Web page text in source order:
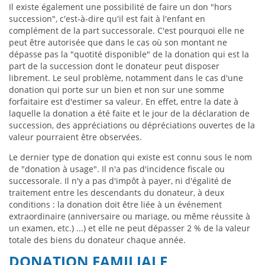
Il existe également une possibilité de faire un don "hors
succession", c'est-à-dire qu'il est fait à l'enfant en
complément de la part successorale. C'est pourquoi elle ne
peut être autorisée que dans le cas où son montant ne
dépasse pas la "quotité disponible" de la donation qui est la
part de la succession dont le donateur peut disposer
librement. Le seul problème, notamment dans le cas d'une
donation qui porte sur un bien et non sur une somme
forfaitaire est d'estimer sa valeur. En effet, entre la date à
laquelle la donation a été faite et le jour de la déclaration de
succession, des appréciations ou dépréciations ouvertes de la
valeur pourraient être observées.
Le dernier type de donation qui existe est connu sous le nom
de "donation à usage". Il n'a pas d'incidence fiscale ou
successorale. Il n'y a pas d'impôt à payer, ni d'égalité de
traitement entre les descendants du donateur, à deux
conditions : la donation doit être liée à un événement
extraordinaire (anniversaire ou mariage, ou même réussite à
un examen, etc.) ...) et elle ne peut dépasser 2 % de la valeur
totale des biens du donateur chaque année.
DONATION FAMILIALE